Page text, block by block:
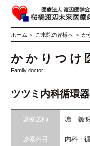
ホーム ＞ ご来院の皆様へ ＞か
かかりつけ
Family doctor
ツツミ内科循環
診療医師 塘 義明
診療科目 内科・